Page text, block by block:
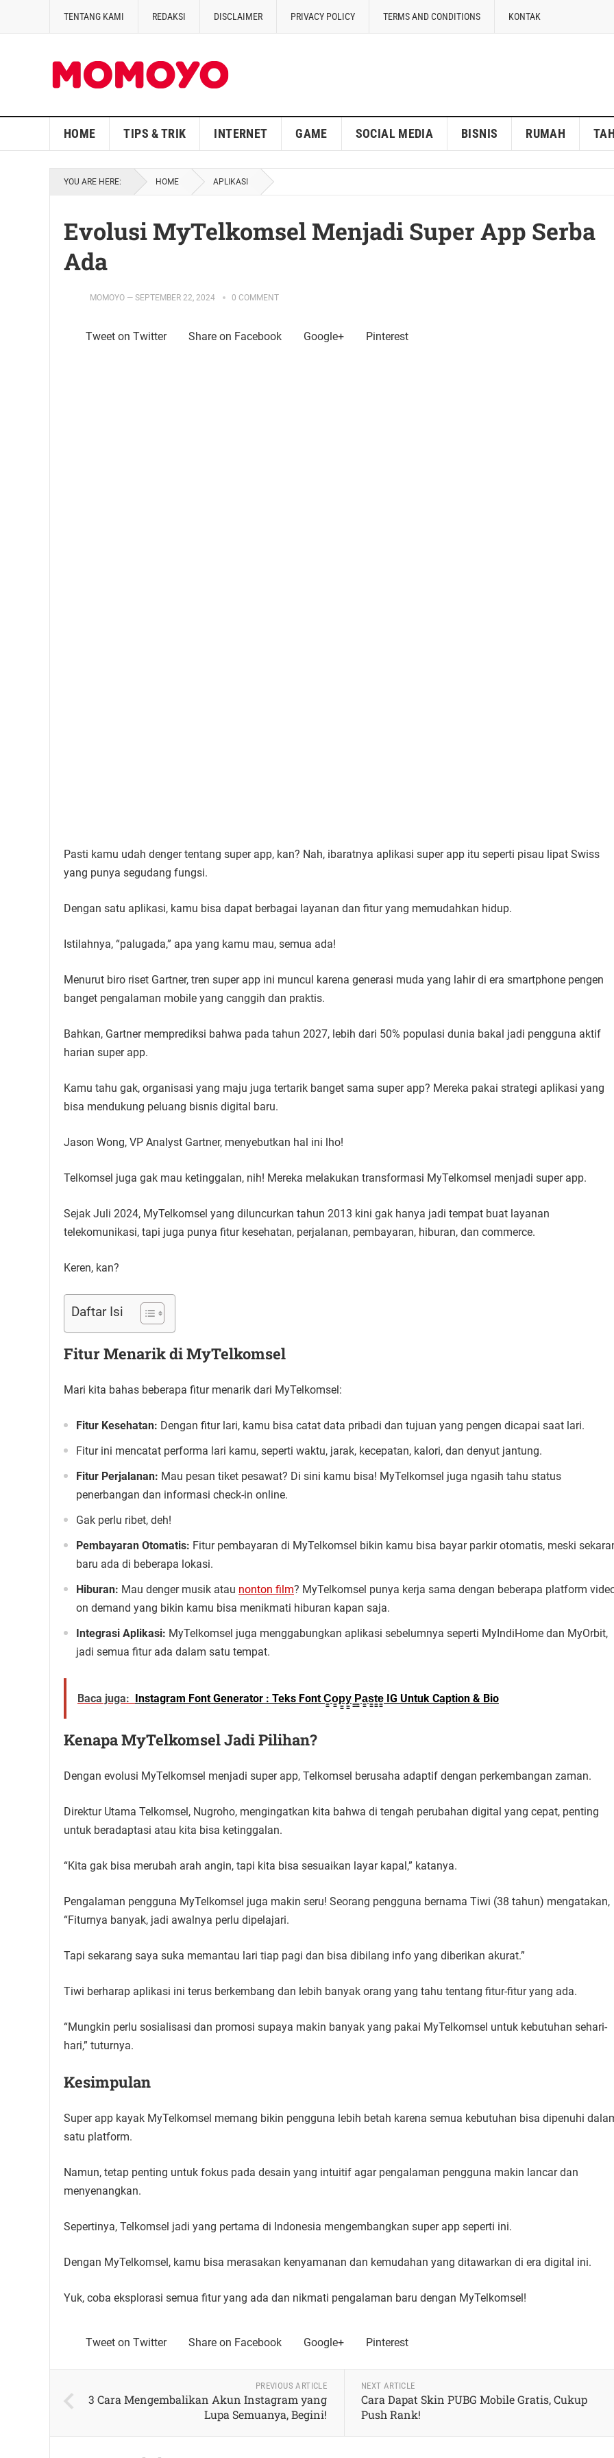
TENTANG KAMI REDAKSI DISCLAIMER PRIVACY POLICY TERMS AND CONDITIONS KONTAK
HOME TIPS & TRIK INTERNET GAME SOCIAL MEDIA BISNIS RUMAH
YOU ARE HERE: HOME APLIKASI
Evolusi MyTelkomsel Menjadi Super App Serba
Ada
MOMOYO — SEPTEMBER 22, 2024 0 COMMENT
Tweet on Twitter Share on Facebook Google+ Pinterest
Pasti kamu udah denger tentang super app, kan? Nah, ibaratnya aplikasi super app itu seperti pisau lipat Swiss
yang punya segudang fungsi.
Dengan satu aplikasi, kamu bisa dapat berbagai layanan dan fitur yang memudahkan hidup.
Istilahnya, “palugada,” apa yang kamu mau, semua ada!
Menurut biro riset Gartner, tren super app ini muncul karena generasi muda yang lahir di era smartphone pengen
banget pengalaman mobile yang canggih dan praktis.
Bahkan, Gartner memprediksi bahwa pada tahun 2027, lebih dari 50% populasi dunia bakal jadi pengguna aktif
harian super app.
Kamu tahu gak, organisasi yang maju juga tertarik banget sama super app? Mereka pakai strategi aplikasi yang
bisa mendukung peluang bisnis digital baru.
Jason Wong, VP Analyst Gartner, menyebutkan hal ini lho!
Telkomsel juga gak mau ketinggalan, nih! Mereka melakukan transformasi MyTelkomsel menjadi super app.
Sejak Juli 2024, MyTelkomsel yang diluncurkan tahun 2013 kini gak hanya jadi tempat buat layanan
telekomunikasi, tapi juga punya fitur kesehatan, perjalanan, pembayaran, hiburan, dan commerce.
Keren, kan?
Daftar Isi
Fitur Menarik di MyTelkomsel
Mari kita bahas beberapa fitur menarik dari MyTelkomsel:
Fitur Kesehatan: Dengan fitur lari, kamu bisa catat data pribadi dan tujuan yang pengen dicapai saat lari.
Fitur ini mencatat performa lari kamu, seperti waktu, jarak, kecepatan, kalori, dan denyut jantung.
Fitur Perjalanan: Mau pesan tiket pesawat? Di sini kamu bisa! MyTelkomsel juga ngasih tahu status
penerbangan dan informasi check-in online.
Gak perlu ribet, deh!
Pembayaran Otomatis: Fitur pembayaran di MyTelkomsel bikin kamu bisa bayar parkir otomatis, meski
baru ada di beberapa lokasi.
Hiburan: Mau denger musik atau nonton film? MyTelkomsel punya kerja sama dengan beberapa platform
on demand yang bikin kamu bisa menikmati hiburan kapan saja.
Integrasi Aplikasi: MyTelkomsel juga menggabungkan aplikasi sebelumnya seperti MyIndiHome dan MyOrbit,
jadi semua fitur ada dalam satu tempat.
Baca juga: Instagram Font Generator : Teks Font C̳o̳p̳y̳ ̳P̳a̳s̳t̳e̳ IG Untuk Caption & Bio
Kenapa MyTelkomsel Jadi Pilihan?
Dengan evolusi MyTelkomsel menjadi super app, Telkomsel berusaha adaptif dengan perkembangan zaman.
Direktur Utama Telkomsel, Nugroho, mengingatkan kita bahwa di tengah perubahan digital yang cepat, penting
untuk beradaptasi atau kita bisa ketinggalan.
“Kita gak bisa merubah arah angin, tapi kita bisa sesuaikan layar kapal,” katanya.
Pengalaman pengguna MyTelkomsel juga makin seru! Seorang pengguna bernama Tiwi (38 tahun) mengatakan,
“Fiturnya banyak, jadi awalnya perlu dipelajari.
Tapi sekarang saya suka memantau lari tiap pagi dan bisa dibilang info yang diberikan akurat.”
Tiwi berharap aplikasi ini terus berkembang dan lebih banyak orang yang tahu tentang fitur-fitur yang ada.
“Mungkin perlu sosialisasi dan promosi supaya makin banyak yang pakai MyTelkomsel untuk kebutuhan sehari-
hari,” tuturnya.
Kesimpulan
Super app kayak MyTelkomsel memang bikin pengguna lebih betah karena semua kebutuhan bisa dipenuhi
satu platform.
Namun, tetap penting untuk fokus pada desain yang intuitif agar pengalaman pengguna makin lancar dan
menyenangkan.
Sepertinya, Telkomsel jadi yang pertama di Indonesia mengembangkan super app seperti ini.
Dengan MyTelkomsel, kamu bisa merasakan kenyamanan dan kemudahan yang ditawarkan di era digital ini.
Yuk, coba eksplorasi semua fitur yang ada dan nikmati pengalaman baru dengan MyTelkomsel!
Tweet on Twitter Share on Facebook Google+ Pinterest
PREVIOUS ARTICLE
3 Cara Mengembalikan Akun Instagram yang
Lupa Semuanya, Begini!
NEXT ARTICLE
Cara Dapat Skin PUBG Mobile Gratis, Cukup
Push Rank!